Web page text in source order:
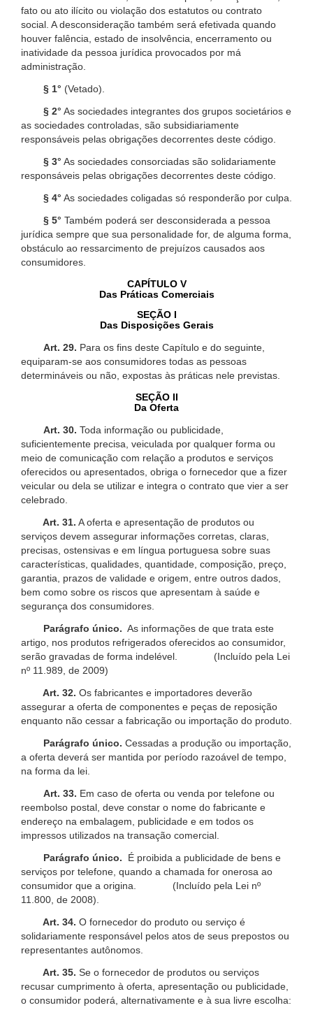
fato ou ato ilícito ou violação dos estatutos ou contrato
social. A desconsideração também será efetivada quando
houver falência, estado de insolvência, encerramento ou
inatividade da pessoa jurídica provocados por má
administração.
§ 1° (Vetado).
§ 2° As sociedades integrantes dos grupos societários e
as sociedades controladas, são subsidiariamente
responsáveis pelas obrigações decorrentes deste código.
§ 3° As sociedades consorciadas são solidariamente
responsáveis pelas obrigações decorrentes deste código.
§ 4° As sociedades coligadas só responderão por culpa.
§ 5° Também poderá ser desconsiderada a pessoa
jurídica sempre que sua personalidade for, de alguma forma,
obstáculo ao ressarcimento de prejuízos causados aos
consumidores.
CAPÍTULO V
Das Práticas Comerciais
SEÇÃO I
Das Disposições Gerais
Art. 29. Para os fins deste Capítulo e do seguinte,
equiparam-se aos consumidores todas as pessoas
determináveis ou não, expostas às práticas nele previstas.
SEÇÃO II
Da Oferta
Art. 30. Toda informação ou publicidade,
suficientemente precisa, veiculada por qualquer forma ou
meio de comunicação com relação a produtos e serviços
oferecidos ou apresentados, obriga o fornecedor que a fizer
veicular ou dela se utilizar e integra o contrato que vier a ser
celebrado.
Art. 31. A oferta e apresentação de produtos ou
serviços devem assegurar informações corretas, claras,
precisas, ostensivas e em língua portuguesa sobre suas
características, qualidades, quantidade, composição, preço,
garantia, prazos de validade e origem, entre outros dados,
bem como sobre os riscos que apresentam à saúde e
segurança dos consumidores.
Parágrafo único. As informações de que trata este
artigo, nos produtos refrigerados oferecidos ao consumidor,
serão gravadas de forma indelével. (Incluído pela Lei
nº 11.989, de 2009)
Art. 32. Os fabricantes e importadores deverão
assegurar a oferta de componentes e peças de reposição
enquanto não cessar a fabricação ou importação do produto.
Parágrafo único. Cessadas a produção ou importação,
a oferta deverá ser mantida por período razoável de tempo,
na forma da lei.
Art. 33. Em caso de oferta ou venda por telefone ou
reembolso postal, deve constar o nome do fabricante e
endereço na embalagem, publicidade e em todos os
impressos utilizados na transação comercial.
Parágrafo único.
É proibida a publicidade de bens e
serviços por telefone, quando a chamada for onerosa ao
consumidor que a origina. (Incluído pela Lei nº
11.800, de 2008).
Art. 34. O fornecedor do produto ou serviço é
solidariamente responsável pelos atos de seus prepostos ou
representantes autônomos.
Art. 35. Se o fornecedor de produtos ou serviços
recusar cumprimento à oferta, apresentação ou publicidade,
o consumidor poderá, alternativamente e à sua livre escolha: